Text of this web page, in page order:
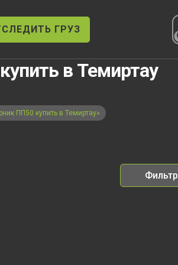
ГРУЗ
в Темиртау
ПП50 купить в Темиртау»
Фильтр